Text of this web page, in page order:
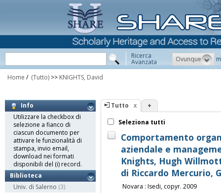
Ricerca
Avanzata Ovunque
Home / (Tutto) >> KNIGHTS, David
Info
Utilizzare la checkbox di
selezione a fianco di
ciascun documento per
attivare le funzionalità di
stampa, invio email,
download nei formati
disponibili del (i) record.
Biblioteca
Univ. di Salerno (3)
Tutto +
Seleziona tutti
Comportamento
aziendale e
Knights, Hugh
di Riccardo Mercurio,
Novara : Isedi, copyr. 2009